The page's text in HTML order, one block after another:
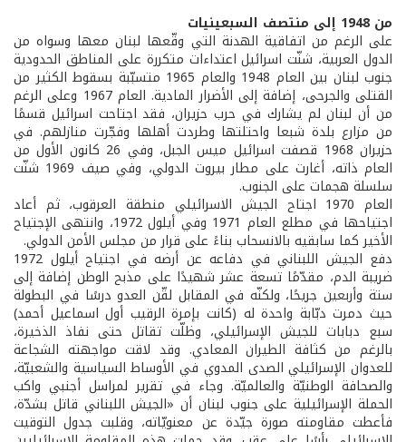
من 1948 إلى منتصف السبعينيات
على الرغم من اتفاقية الهدنة التي وقّعها لبنان معها وسواه من
الدول العربية، شنّت اسرائيل اعتداءات متكررة على المناطق الحدودية
جنوب لبنان بين العام 1948 والعام 1965 متسبّبة بسقوط الكثير من
القتلى والجرحى، إضافة إلى الأضرار المادية. العام 1967 وعلى الرغم
من أن لبنان لم يشارك في حرب حزيران، فقد اجتاحت اسرائيل قسمًا
من مزارع بلدة شبعا واحتلتها وطردت أهلها وفجّرت منازلهم. في
حزيران 1968 قصفت اسرائيل ميس الجبل، وفي 26 كانون الأول من
العام ذاته، أغارت على مطار بيروت الدولي، وفي صيف 1969 شنّت
سلسلة هجمات على الجنوب.
العام 1970 اجتاح الجيش الاسرائيلي منطقة العرقوب، ثم أعاد
اجتياحها في مطلع العام 1971 وفي أيلول 1972، وانتهى الإجتياح
الأخير كما سابقيه بالانسحاب بناءً على قرار من مجلس الأمن الدولي.
دفع الجيش اللبناني في دفاعه عن أرضه في اجتياح أيلول 1972
ضريبة الدم، مقدّمًا تسعة عشر شهيدًا على مذبح الوطن إضافة إلى
ستة وأربعين جريحًا، ولكنّه في المقابل لقّن العدو درسًا في البطولة
حيث دمرت دبّابة واحدة له (كانت بإمرة الرقيب أول اسماعيل أحمد)
سبع دبابات للجيش الإسرائيلي، وظلّت تقاتل حتى نفاذ الذخيرة،
بالرغم من كثافة الطيران المعادي. وقد لاقت مواجهته الشجاعة
للعدوان الإسرائيلي الصدى المدوي في الأوساط السياسية والشعبيّة،
والصحافة الوطنيّة والعالميّة. وجاء في تقرير لمراسل أجنبي واكب
الحملة الإسرائيلية على جنوب لبنان أن «الجيش اللبناني قاتل بشدّة،
فأعطت مقاومته صورة جيّدة عن معنويّاته، وقلبت جدول التوقيت